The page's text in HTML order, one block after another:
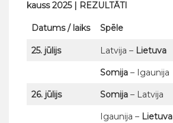
kauss 2025 | REZULTĀTI
Datums / laiks Spēle
25. jūlijs Latvija – Lietuva
Somija – Igaunija
26. jūlijs Somija – Latvija
Igaunija – Lietuva